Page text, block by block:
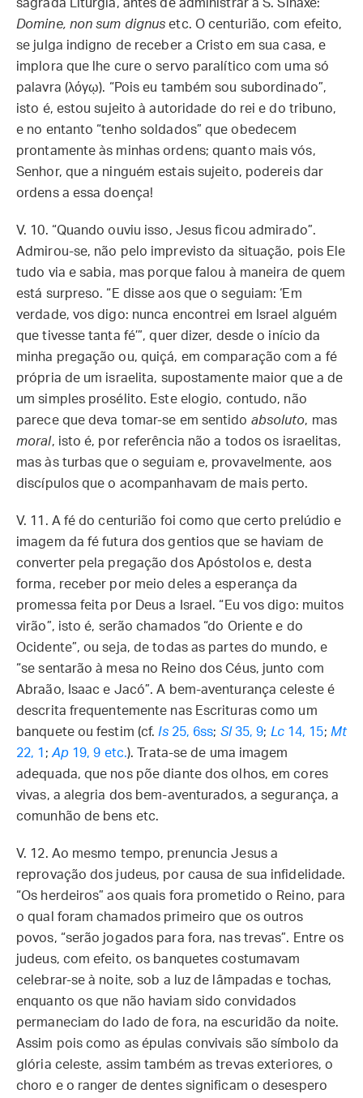
sagrada Liturgia, antes de administrar a S. Sinaxe:
Domine, non sum dignus etc. O centurião, com efeito,
se julga indigno de receber a Cristo em sua casa, e
implora que lhe cure o servo paralítico com uma só
palavra (λόγῳ). “Pois eu também sou subordinado”,
isto é, estou sujeito à autoridade do rei e do tribuno,
e no entanto “tenho soldados” que obedecem
prontamente às minhas ordens; quanto mais vós,
Senhor, que a ninguém estais sujeito, podereis dar
ordens a essa doença!
V. 10. “Quando ouviu isso, Jesus ficou admirado”.
Admirou-se, não pelo imprevisto da situação, pois Ele
tudo via e sabia, mas porque falou à maneira de quem
está surpreso. “E disse aos que o seguiam: ‘Em
verdade, vos digo: nunca encontrei em Israel alguém
que tivesse tanta fé’”, quer dizer, desde o início da
minha pregação ou, quiçá, em comparação com a fé
própria de um israelita, supostamente maior que a de
um simples prosélito. Este elogio, contudo, não
parece que deva tomar-se em sentido absoluto, mas
moral, isto é, por referência não a todos os israelitas,
mas às turbas que o seguiam e, provavelmente, aos
discípulos que o acompanhavam de mais perto.
V. 11. A fé do centurião foi como que certo prelúdio e
imagem da fé futura dos gentios que se haviam de
converter pela pregação dos Apóstolos e, desta
forma, receber por meio deles a esperança da
promessa feita por Deus a Israel. “Eu vos digo: muitos
virão”, isto é, serão chamados “do Oriente e do
Ocidente”, ou seja, de todas as partes do mundo, e
“se sentarão à mesa no Reino dos Céus, junto com
Abraão, Isaac e Jacó”. A bem-aventurança celeste é
descrita frequentemente nas Escrituras como um
banquete ou festim (cf. Is25, 6ss; Sl35, 9; Lc14, 15; Mt
22, 1 ; Ap19, 9 etc.). Trata-se de uma imagem
adequada, que nos põe diante dos olhos, em cores
vivas, a alegria dos bem-aventurados, a segurança, a
comunhão de bens etc.
V. 12. Ao mesmo tempo, prenuncia Jesus a
reprovação dos judeus, por causa de sua infidelidade.
“Os herdeiros” aos quais fora prometido o Reino, para
o qual foram chamados primeiro que os outros
povos, “serão jogados para fora, nas trevas”. Entre os
judeus, com efeito, os banquetes costumavam
celebrar-se à noite, sob a luz de lâmpadas e tochas,
enquanto os que não haviam sido convidados
permaneciam do lado de fora, na escuridão da noite.
Assim pois como as épulas convivais são símbolo da
glória celeste, assim também as trevas exteriores, o
choro e o ranger de dentes significam o desespero